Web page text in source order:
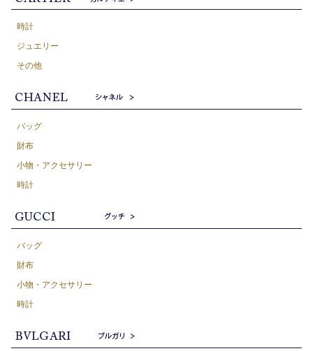
時計
ジュエリー
その他
バッグ
財布
小物・アクセサリー
時計
バッグ
財布
小物・アクセサリー
時計